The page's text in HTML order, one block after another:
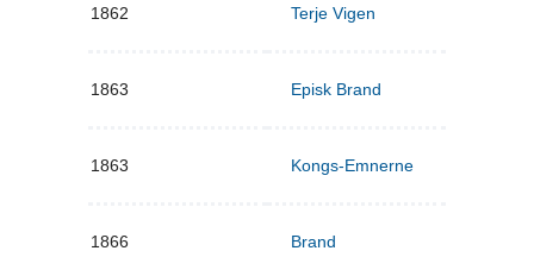
1862 Terje Vigen
1863 Episk Brand
1863 Kongs-Emnerne
1866 Brand